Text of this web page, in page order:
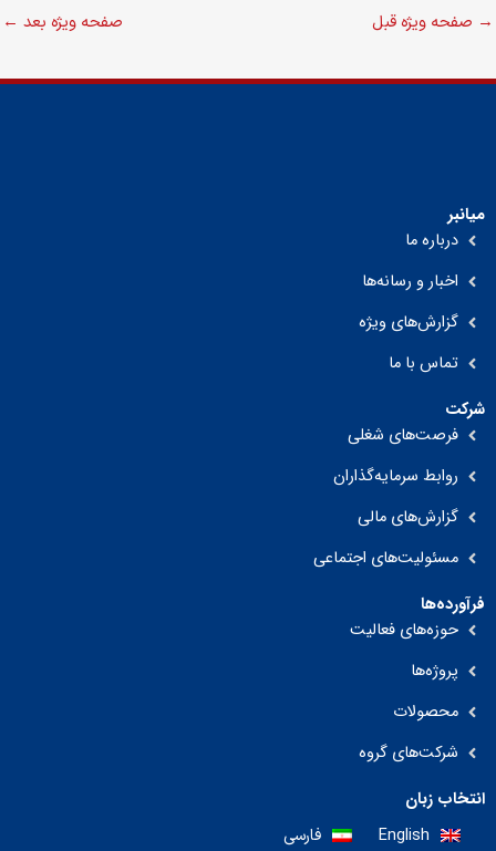
→ صفحه ویژه قبل صفحه ویژه بعد ←
میانبر
درباره ما
اخبار و رسانه‌ها
گزارش‌های ویژه
تماس با ما
شرکت
فرصت‌های شغلی
روابط سرمایه‌گذاران
گزارش‌های مالی
مسئولیت‌های اجتماعی
فرآورده‌ها
حوزه‌های فعالیت
پروژه‌ها
محصولات
شرکت‌های گروه
انتخاب زبان
English فارسی